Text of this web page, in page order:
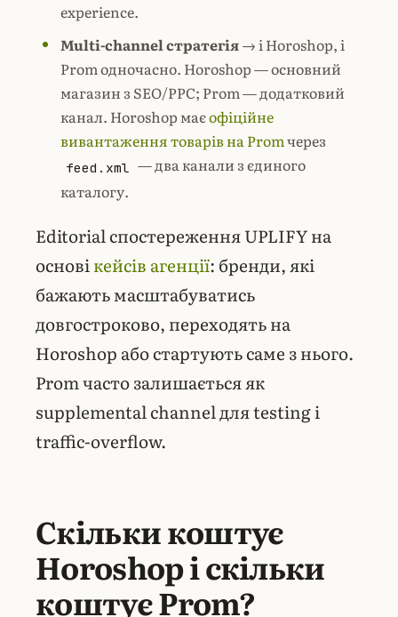
experience.
Multi-channel стратегія→ і Horoshop, і
Prom одночасно. Horoshop — основний
магазин з SEO/PPC; Prom — додатковий
канал. Horoshop маєофіційне
вивантаження товарів на Promчерез
feed.xml — два канали з єдиного
каталогу.
Editorial спостереження UPLIFY на
основікейсів агенції: бренди, які
бажають масштабуватись
довгостроково, переходять на
Horoshop або стартують саме з нього.
Prom часто залишається як
supplemental channel для testing і
traffic-overflow.
Скільки коштує
Horoshop і скільки
коштує Prom?